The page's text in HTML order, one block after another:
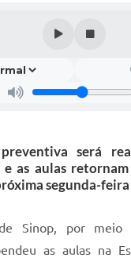
será
e as aulas
segunda-feira
Sinop, por meio
as aulas na